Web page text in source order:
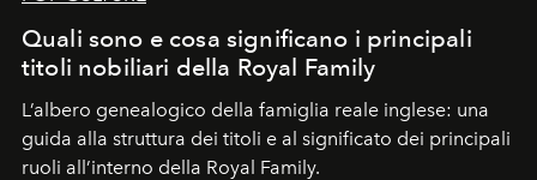
Quali sono e cosa significano i principali
titoli nobiliari della Royal Family
L’albero genealogico della famiglia reale inglese: una
guida alla struttura dei titoli e al significato dei principali
ruoli all’interno della Royal Family.